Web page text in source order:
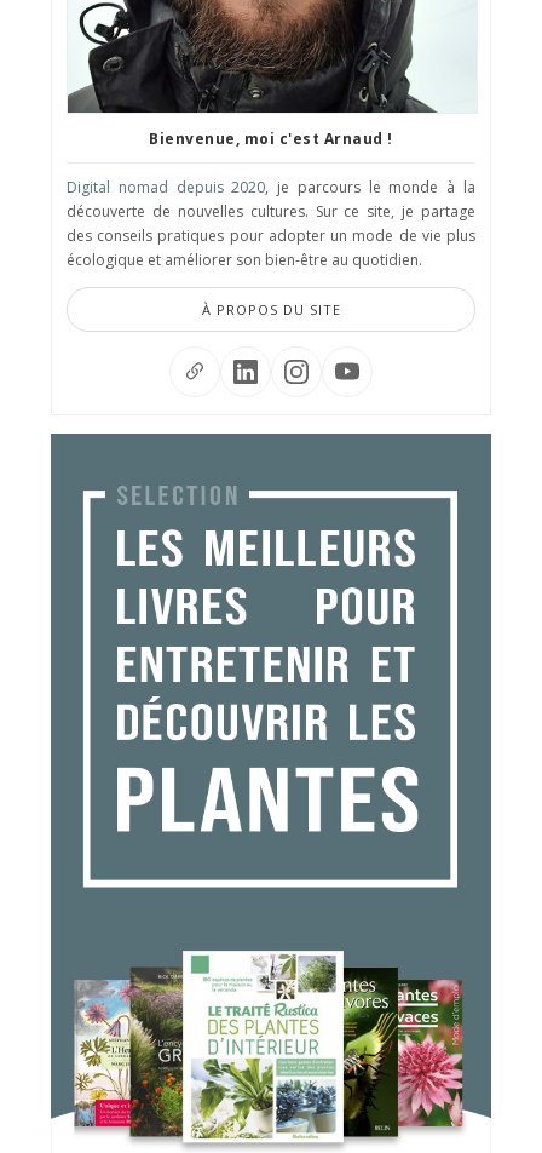
Bienvenue, moi c'est Arnaud !
Digital nomad depuis 2020, je parcours le monde à la
découverte de nouvelles cultures. Sur ce site, je partage
des conseils pratiques pour adopter un mode de vie plus
écologique et améliorer son bien-être au quotidien.
À PROPOS DU SITE